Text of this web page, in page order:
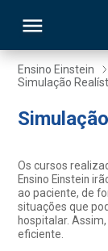
Ensino Einstein
Simulação
Os cursos
Ensino Einstein
ao paciente, de
situações que
hospitalar.
eficiente.